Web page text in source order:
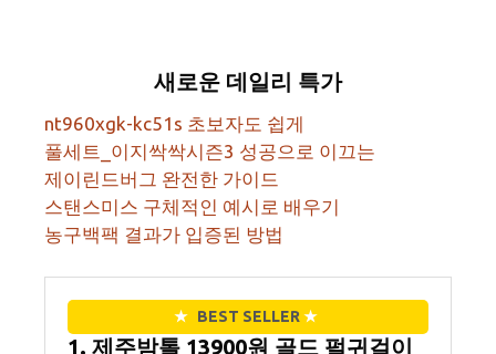
새로운 데일리 특가
nt960xgk-kc51s 초보자도 쉽게
풀세트_이지싹싹시즌3 성공으로 이끄는
제이린드버그 완전한 가이드
스탠스미스 구체적인 예시로 배우기
농구백팩 결과가 입증된 방법
★ BEST SELLER ★
1. 제주밤톨 13900원 골드 펄귀걸이